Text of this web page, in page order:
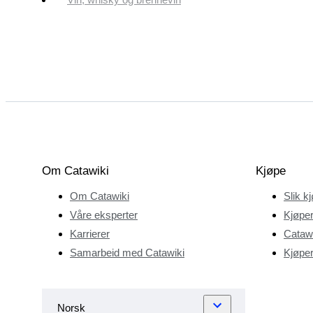
Om Catawiki
Om Catawiki
Våre eksperter
Karrierer
Samarbeid med Catawiki
Kjøpe
Slik